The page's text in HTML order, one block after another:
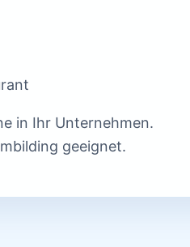
in Ihr Unternehmen.
geeignet.